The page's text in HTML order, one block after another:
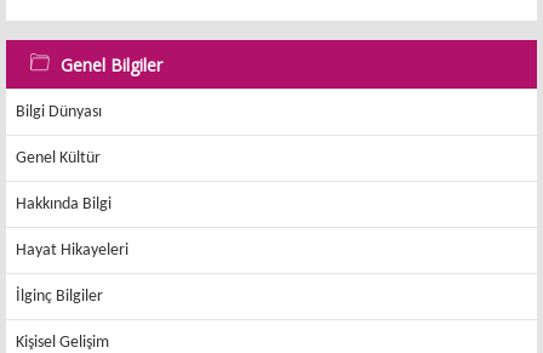
Genel Bilgiler
Bilgi Dünyası
Genel Kültür
Hakkında Bilgi
Hayat Hikayeleri
İlginç Bilgiler
Kişisel Gelişim